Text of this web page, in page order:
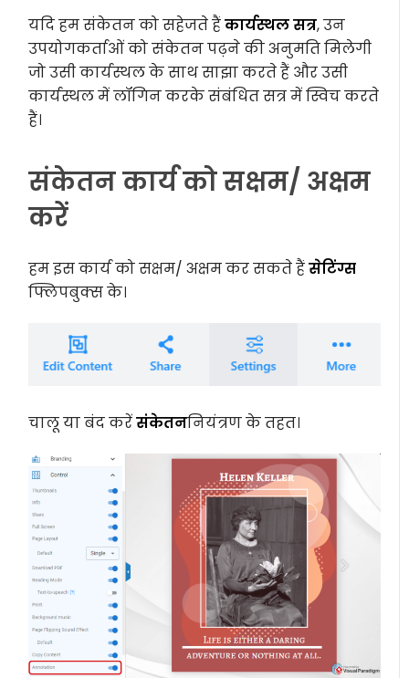
यदि हम संकेतन को सहेजते हैंकार्यस्थलसत्र, उन
उपयोगकर्ताओं को संकेतन पढ़ने की अनुमति मिलेगी
जो उसी कार्यस्थल के साथ साझा करते हैं और उसी
कार्यस्थल में लॉगिन करके संबंधित सत्र में स्विच करते
हैं।
संकेतन कार्य को सक्षम/ अक्षम
करें
हम इस कार्य को सक्षम/ अक्षम कर सकते हैंसेटिंग्स
फ्लिपबुक्स के।
चालू या बंद करेंसंकेतननियंत्रण के तहत।